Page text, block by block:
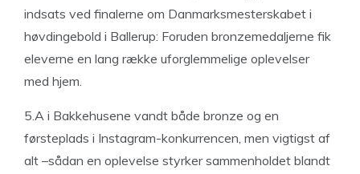
indsats ved finalerne om Danmarksmesterskabet i
høvdingebold i Ballerup: Foruden bronzemedaljerne fik
eleverne en lang række uforglemmelige oplevelser
med hjem.
5.A i Bakkehusene vandt både bronze og en
førsteplads i Instagram-konkurrencen, men vigtigst af
alt –sådan en oplevelse styrker sammenholdet blandt